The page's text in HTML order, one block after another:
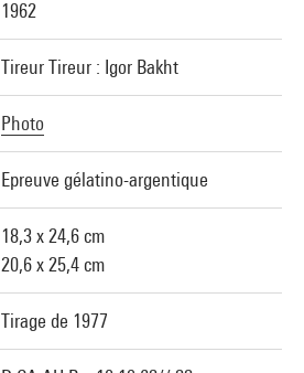
1962
Tireur Tireur : Igor Bakht
Photo
Epreuve gélatino-argentique
18,3 x 24,6 cm
20,6 x 25,4 cm
Tirage de 1977